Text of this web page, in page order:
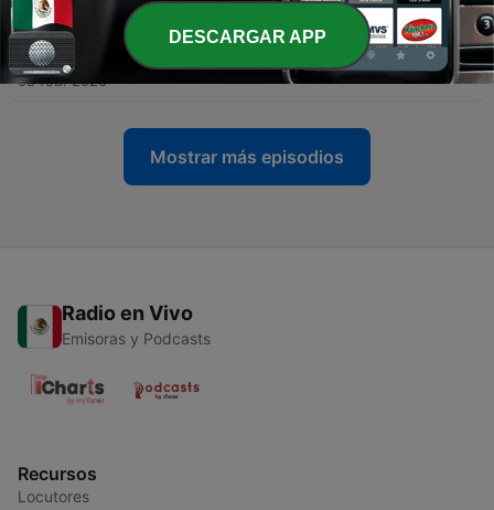
08 feb. 2020
171 - María Música de Dios 08 feb 20
08 feb. 2020
Mostrar más episodios
Radio en Vivo
Emisoras y Podcasts
Recursos
Locutores
DESCARGAR APP